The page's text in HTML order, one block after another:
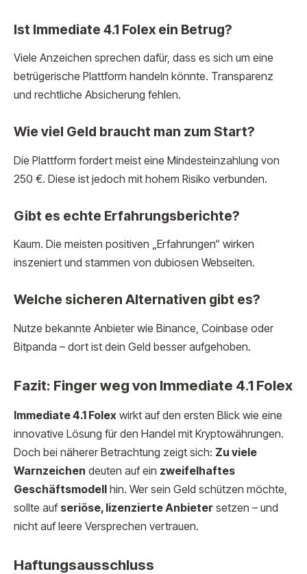
Ist Immediate 4.1 Folex ein Betrug?
Viele Anzeichen sprechen dafür, dass es sich um eine
betrügerische Plattform handeln könnte. Transparenz
und rechtliche Absicherung fehlen.
Wie viel Geld braucht man zum Start?
Die Plattform fordert meist eine Mindesteinzahlung von
250 €. Diese ist jedoch mit hohem Risiko verbunden.
Gibt es echte Erfahrungsberichte?
Kaum. Die meisten positiven „Erfahrungen“ wirken
inszeniert und stammen von dubiosen Webseiten.
Welche sicheren Alternativen gibt es?
Nutze bekannte Anbieter wie Binance, Coinbase oder
Bitpanda – dort ist dein Geld besser aufgehoben.
Fazit: Finger weg von Immediate 4.1 Folex
Immediate 4.1 Folex wirkt auf den ersten Blick wie eine
innovative Lösung für den Handel mit Kryptowährungen.
Doch bei näherer Betrachtung zeigt sich: Zu viele
Warnzeichen deuten auf ein zweifelhaftes
Geschäftsmodell hin. Wer sein Geld schützen möchte,
sollte auf seriöse, lizenzierte Anbieter setzen – und
nicht auf leere Versprechen vertrauen.
Haftungsausschluss